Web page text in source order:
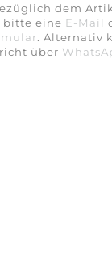
dem
bitte eine E-Mail
. Alternativ
über